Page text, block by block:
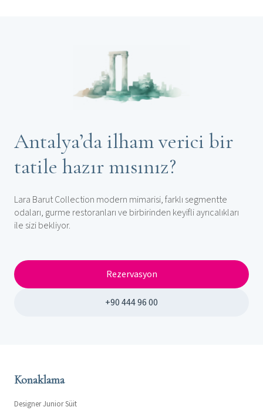
Antalya’da ilham verici bir
tatile hazır mısınız?
Lara Barut Collection modern mimarisi, farklı segmentte
odaları, gurme restoranları ve birbirinden keyifli ayrıcalıkları
ile sizi bekliyor.
Rezervasyon
+90 444 96 00
Konaklama
Designer Junior Süit